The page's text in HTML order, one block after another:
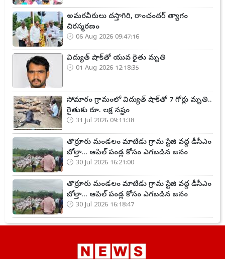
అమరవీరులు దస్తాగిరి, రాంచందర్ త్యాగం
చిరస్మరణం
06 Aug 2026 09:47:16
విద్యుత్ షాక్‌తో యువ రైతు మృతి
01 Aug 2026 12:18:35
సోమారం గ్రామంలో విద్యుత్ షాక్‌తో 7 గోర్లు మృతి..
రైతుకు రూ. లక్ష నష్టం
31 Jul 2026 09:11:38
తొర్రూరు మండలం మాటేడు గ్రామ స్టేజి వద్ద డీసీఎం
బోల్తా... ఆపిల్ పండ్ల కోసం ఎగబడిన జనం
30 Jul 2026 16:21:00
తొర్రూరు మండలం మాటేడు గ్రామ స్టేజి వద్ద డీసీఎం
బోల్తా... ఆపిల్ పండ్ల కోసం ఎగబడిన జనం
30 Jul 2026 16:18:47